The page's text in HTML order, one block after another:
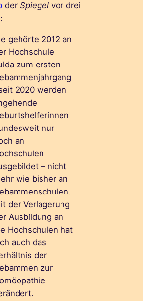
derSpiegel vor drei
gehörte 2012 an
Hochschule
zum ersten
2020 werden
nur
an
– nicht
wie bisher an
der Verlagerung
Ausbildung an
Hochschulen hat
auch das
der
zur